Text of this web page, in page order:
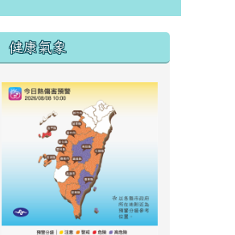
右邊區域內容
健康氣象